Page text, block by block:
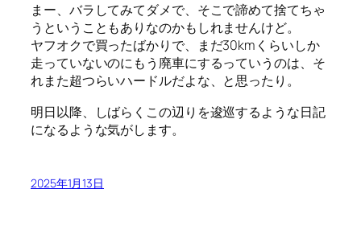
まー、バラしてみてダメで、そこで諦めて捨てちゃ
うということもありなのかもしれませんけど。
ヤフオクで買ったばかりで、まだ30kmくらいしか
走っていないのにもう廃車にするっていうのは、そ
れまた超つらいハードルだよな、と思ったり。
明日以降、しばらくこの辺りを逡巡するような日記
になるような気がします。
2025年1月13日